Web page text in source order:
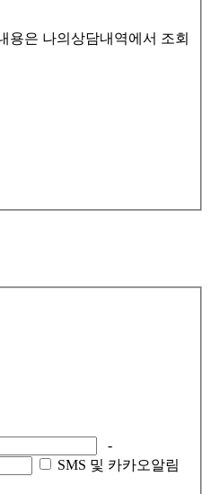
용은 나의상담내역에서 조회
-
SMS 및 카카오알림